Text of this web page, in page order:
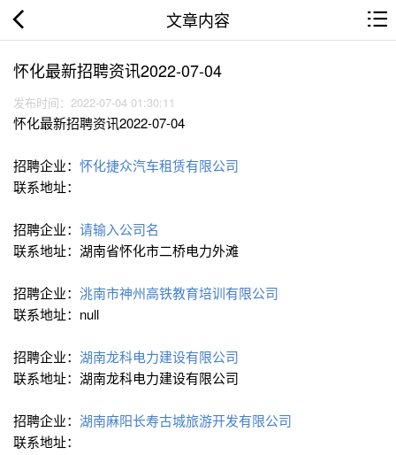
文章内容
怀化最新招聘资讯2022-07-04
发布时间：2022-07-04 01:30:11
怀化最新招聘资讯2022-07-04
招聘企业： 怀化捷众汽车租赁有限公司
联系地址：
招聘企业： 请输入公司名
联系地址：湖南省怀化市二桥电力外滩
招聘企业： 洮南市神州高铁教育培训有限公司
联系地址：null
招聘企业： 湖南龙科电力建设有限公司
联系地址：湖南龙科电力建设有限公司
招聘企业： 湖南麻阳长寿古城旅游开发有限公司
联系地址：